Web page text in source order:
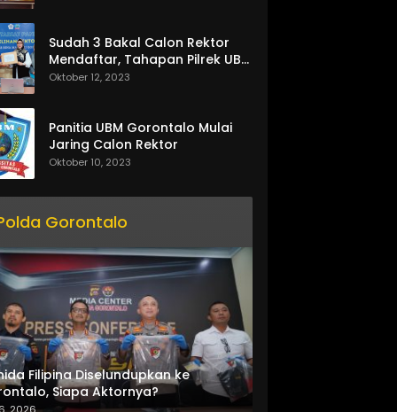
Sudah 3 Bakal Calon Rektor
Mendaftar, Tahapan Pilrek UBM
Gorontalo Makin Seru
Oktober 12, 2023
Panitia UBM Gorontalo Mulai
Jaring Calon Rektor
Oktober 10, 2023
Gorontalo
Filipina Diselundupkan ke
Siapa Aktornya?
2026